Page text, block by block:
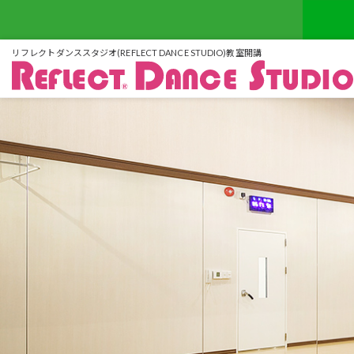
リフレクトダンススタジオ(REFLECT DANCE STUDIO)教室開講